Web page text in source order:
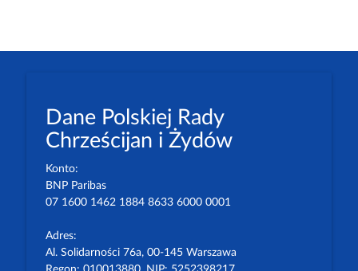
Dane Polskiej Rady
Chrześcijan i Żydów
Konto:
BNP Paribas
07 1600 1462 1884 8633 6000 0001
Adres:
Al. Solidarności 76a, 00-145 Warszawa